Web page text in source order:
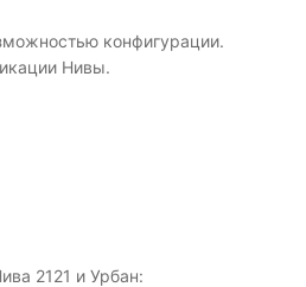
конфигурации.
Нивы.
2121 и Урбан: